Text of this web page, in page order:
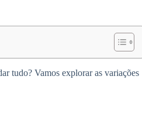
tudo? Vamos explorar as variações